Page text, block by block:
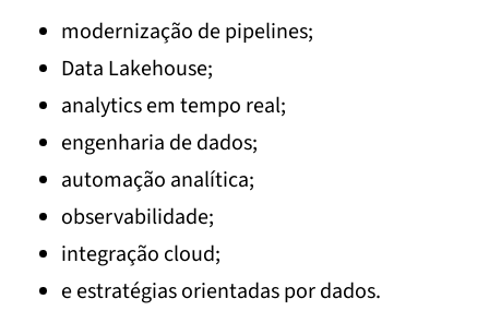
modernização de pipelines;
Data Lakehouse;
analytics em tempo real;
engenharia de dados;
automação analítica;
observabilidade;
integração cloud;
e estratégias orientadas por dados.